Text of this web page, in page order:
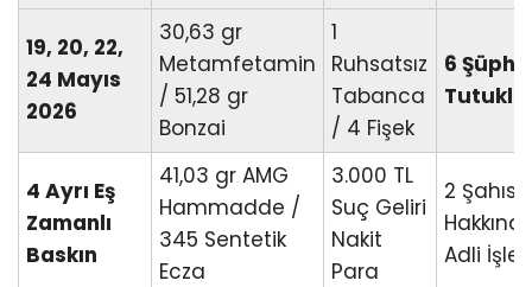
19, 20, 22,
24 Mayıs
2026
30,63 gr
Metamfetamin
/ 51,28 gr
Bonzai
1
Ruhsatsız
Tabanca
/ 4 Fişek
6
4 Ayrı Eş
Zamanlı
Baskın
41,03 gr AMG
Hammadde /
345 Sentetik
Ecza
3.000 TL
Suç Geliri
Nakit
Para
2 Şahıs
Adli